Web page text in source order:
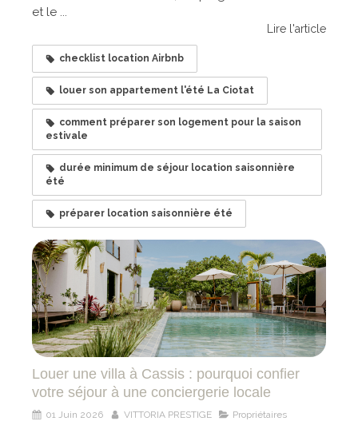
et le ...
Lire l'article
checklist location Airbnb
louer son appartement l'été La Ciotat
comment préparer son logement pour la saison
estivale
durée minimum de séjour location saisonnière
été
préparer location saisonnière été
Louer une villa à Cassis : pourquoi confier
votre séjour à une conciergerie locale
01 Juin 2026 VITTORIA PRESTIGE Propriétaires